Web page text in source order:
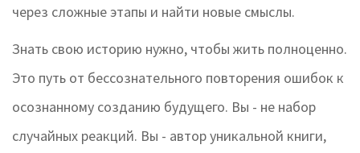
через сложные этапы и найти новые смыслы.
Знать свою историю нужно, чтобы жить полноценно.
Это путь от бессознательного повторения ошибок к
осознанному созданию будущего. Вы - не набор
случайных реакций. Вы - автор уникальной книги,